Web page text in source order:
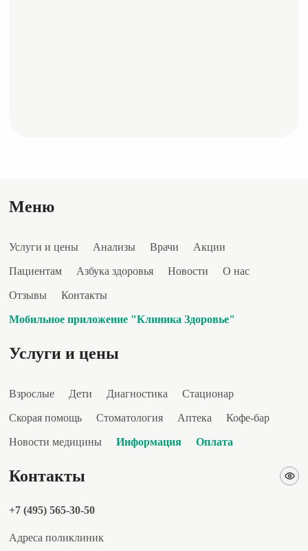
Меню
Услуги и цены Анализы Врачи Акции
Пациентам Азбука здоровья Новости О нас
Отзывы Контакты
Мобильное приложение "Клиника Здоровье"
Услуги и цены
Взрослые Дети Диагностика Стационар
Скорая помощь Стоматология Аптека Кофе-бар
Новости медицины Информация Оплата
Контакты
+7 (495) 565-30-50
Адреса поликлиник